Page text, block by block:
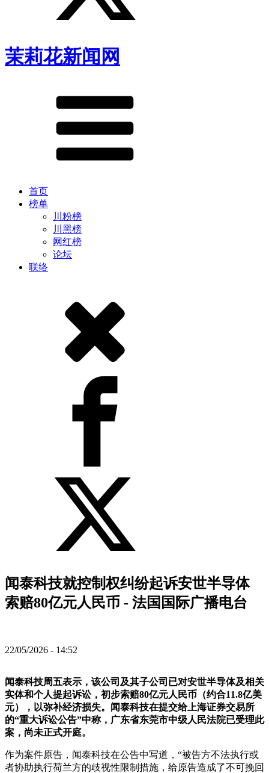
茉莉花新闻网
首页
榜单
川粉榜
川黑榜
网红榜
论坛
联络
闻泰科技就控制权纠纷起诉安世半导体
索赔80亿元人民币 - 法国国际广播电台
22/05/2026 - 14:52
闻泰科技周五表示，该公司及其子公司已对安世半导体及相关
实体和个人提起诉讼，初步索赔80亿元人民币（约合11.8亿美
元），以弥补经济损失。闻泰科技在提交给上海证券交易所
的“重大诉讼公告”中称，广东省东莞市中级人民法院已受理此
案，尚未正式开庭。
作为案件原告，闻泰科技在公告中写道，“被告方不法执行或
者协助执行荷兰方的歧视性限制措施，给原告造成了不可挽回